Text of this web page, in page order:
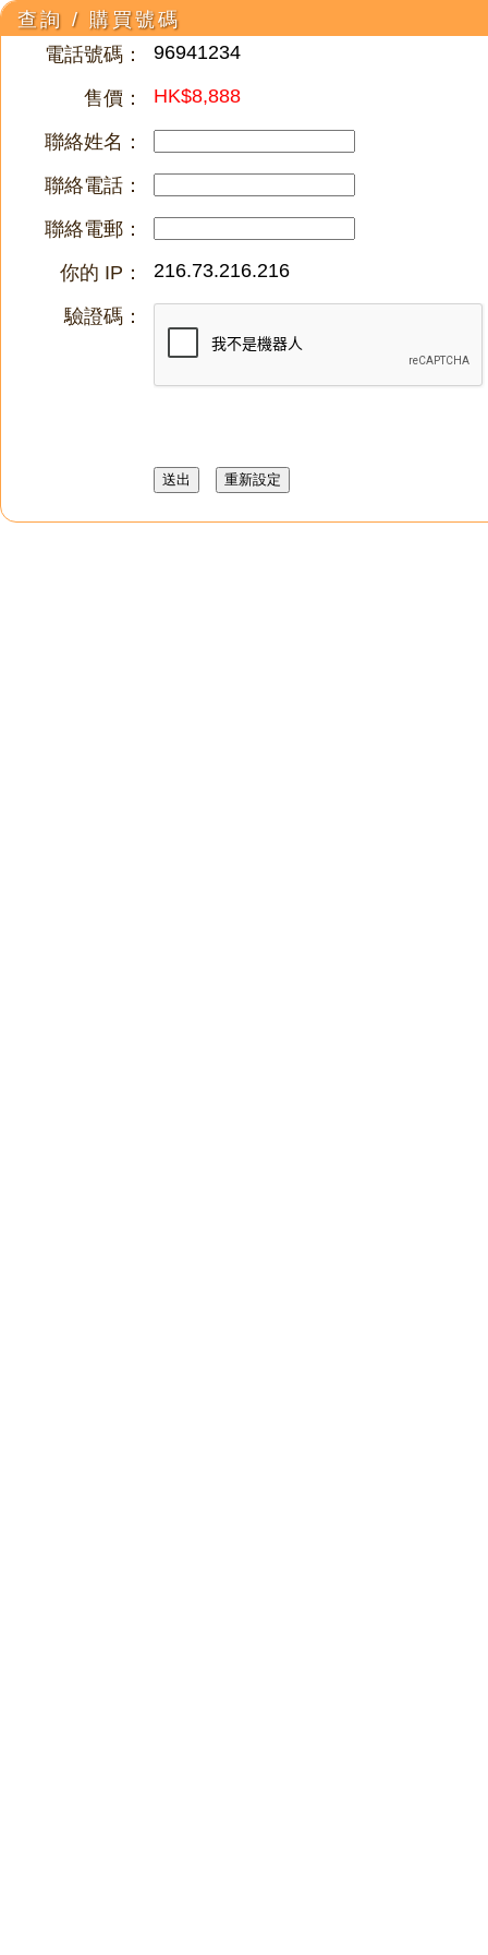
查詢 / 購買號碼
電話號碼：
96941234
售價： HK$8,888
聯絡姓名：
聯絡電話：
聯絡電郵：
你的 IP：
216.73.216.216
驗證碼：